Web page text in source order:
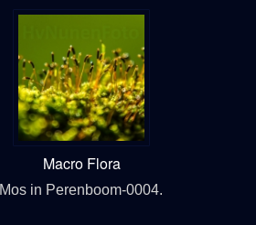
Macro Flora
Mos in Perenboom-0004.